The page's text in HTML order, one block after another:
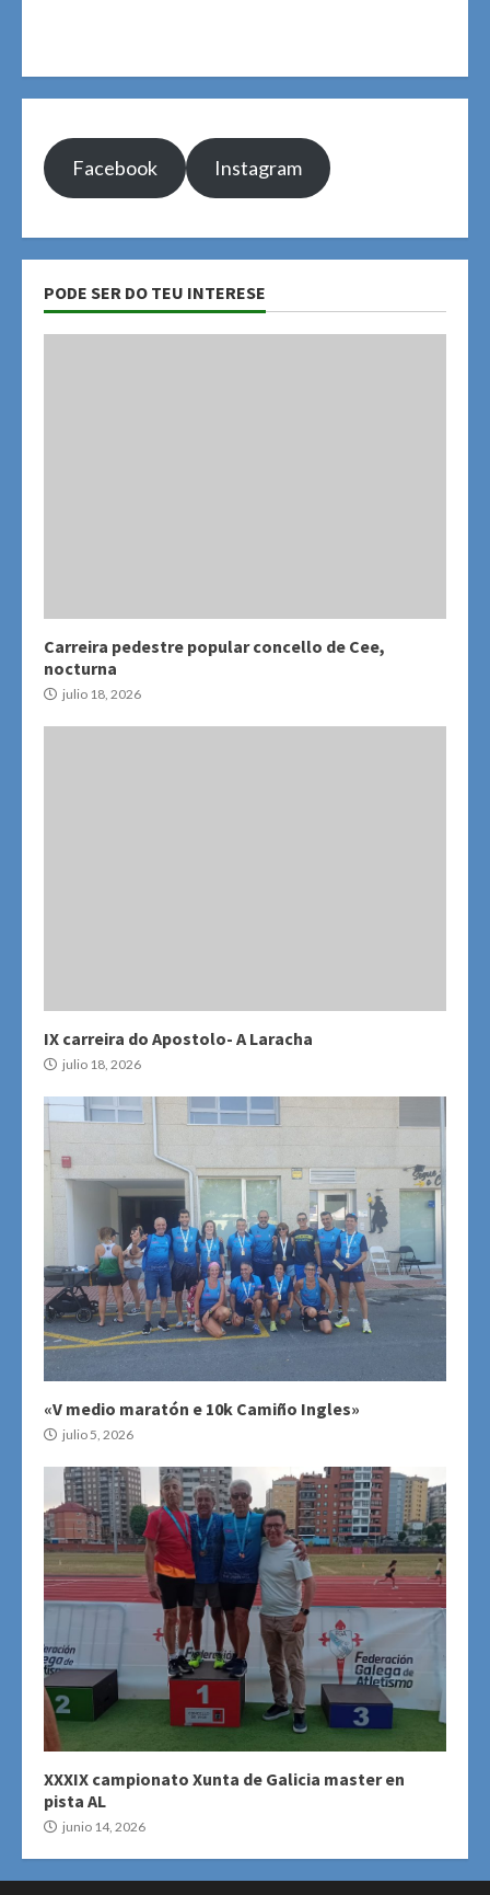
Facebook Instagram
PODE SER DO TEU INTERESE
Carreira pedestre popular concello de Cee,
nocturna
julio 18, 2026
IX carreira do Apostolo- A Laracha
julio 18, 2026
«V medio maratón e 10k Camiño Ingles»
julio 5, 2026
XXXIX campionato Xunta de Galicia master en
pista AL
junio 14, 2026